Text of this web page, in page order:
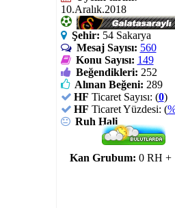
10.Aralık.2018
Şehir: 54 Sakarya
Mesaj Sayısı: 560
Konu Sayısı: 149
Beğendikleri: 252
Alınan Beğeni: 289
HF Ticaret Sayısı: (0)
HF Ticaret Yüzdesi: (
Ruh Hali
Kan Grubum: 0 RH +